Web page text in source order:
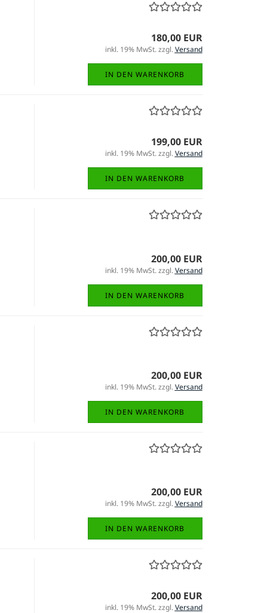
180,00 EUR
inkl. 19% MwSt. zzgl.Versand
IN DEN WARENKORB
199,00 EUR
inkl. 19% MwSt. zzgl.Versand
IN DEN WARENKORB
200,00 EUR
inkl. 19% MwSt. zzgl.Versand
IN DEN WARENKORB
200,00 EUR
inkl. 19% MwSt. zzgl.Versand
IN DEN WARENKORB
200,00 EUR
inkl. 19% MwSt. zzgl.Versand
IN DEN WARENKORB
200,00 EUR
inkl. 19% MwSt. zzgl.Versand